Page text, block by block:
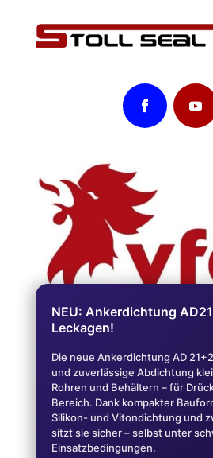
Ⓒ Stoll Seal System GmbH 2026.
vorbehalten.
NEU: Ankerdichtung
Leckagen!
Die neue Ankerdichtung AD
und zuverlässige Abdichtung
Rohren und Behältern – für
Bereich. Dank kompakter
Silikon- und Vitondichtung und
sitzt sie sicher – selbst unter
Einsatzbedingungen.